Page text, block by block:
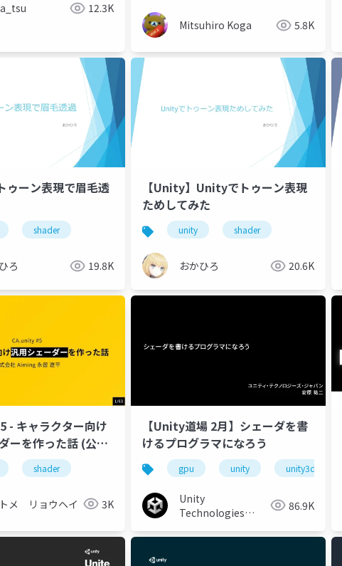
12.3K
Mitsuhiro Koga 5.8K
ゥーン表現で眉毛透
shader
ろ 19.8K
【Unity】Unityでトゥーン表現
ためしてみた
unity shader
おかひろ 20.6K
- キャラクター向け
ーを作った話 (公開
shader
メ リョウヘイ 3K
【Unity道場 2月】シェーダを書
けるプログラマになろう
gpu unity unity3d
Unity
Technologies
86.9K